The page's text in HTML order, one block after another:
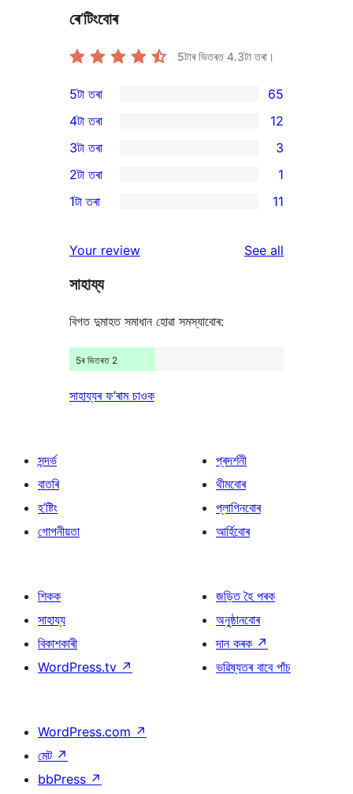
ৰে’টিংবোৰ
5টাৰ ভিতৰত4.3টা তৰা।
65
5-
star
reviews
5টা তৰা 65
4-
star
reviews
4টা তৰা 12
3
3-
star
3টা তৰা 3
2-
review
2টা তৰা 1
star
reviews
1টা তৰা 11
Your review See all
সাহায্য
বিগত দুমাহত সমাধান হোৱা সমস্যাবোৰ:
5ৰ ভিতৰত 2
সাহায্যৰ ফ’ৰাম চাওক
সন্দৰ্ভ
বাতৰি
হ’ষ্টিং
গোপনীয়তা
প্ৰদৰ্শনী
থীমবোৰ
প্লাগিনবোৰ
আৰ্হিবোৰ
শিকক
সাহায্য
বিকাশকাৰী
WordPress.tv ↗
জড়িত হৈ পৰক
অনুষ্ঠানবোৰ
দান কৰক ↗
ভৱিষ্যতৰ বাবে পাঁচ
WordPress.com ↗
মেট ↗
bbPress ↗